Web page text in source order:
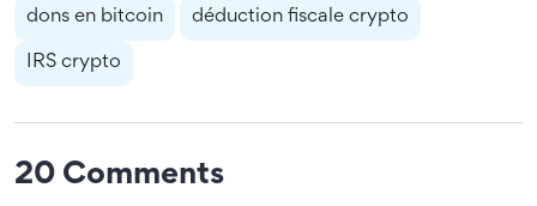
dons en bitcoin déduction fiscale crypto
IRS crypto
20 Comments